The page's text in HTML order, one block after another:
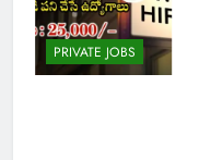
PRIVATE JOBS